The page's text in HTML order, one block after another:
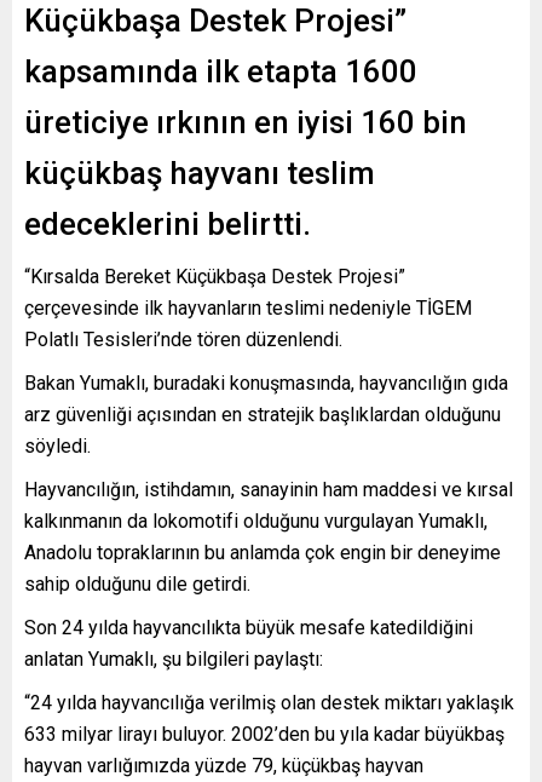
Küçükbaşa Destek Projesi”
kapsamında ilk etapta 1600
üreticiye ırkının en iyisi 160 bin
küçükbaş hayvanı teslim
edeceklerini belirtti.
“Kırsalda Bereket Küçükbaşa Destek Projesi”
çerçevesinde ilk hayvanların teslimi nedeniyle TİGEM
Polatlı Tesisleri’nde tören düzenlendi.
Bakan Yumaklı, buradaki konuşmasında, hayvancılığın gıda
arz güvenliği açısından en stratejik başlıklardan olduğunu
söyledi.
Hayvancılığın, istihdamın, sanayinin ham maddesi ve kırsal
kalkınmanın da lokomotifi olduğunu vurgulayan Yumaklı,
Anadolu topraklarının bu anlamda çok engin bir deneyime
sahip olduğunu dile getirdi.
Son 24 yılda hayvancılıkta büyük mesafe katedildiğini
anlatan Yumaklı, şu bilgileri paylaştı:
“24 yılda hayvancılığa verilmiş olan destek miktarı yaklaşık
633 milyar lirayı buluyor. 2002’den bu yıla kadar büyükbaş
hayvan varlığımızda yüzde 79, küçükbaş hayvan